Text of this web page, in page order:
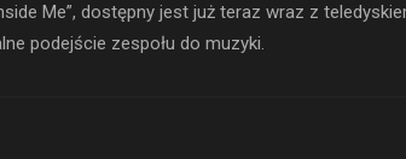
Me”, dostępny jest już teraz wraz z
podejście zespołu do muzyki.